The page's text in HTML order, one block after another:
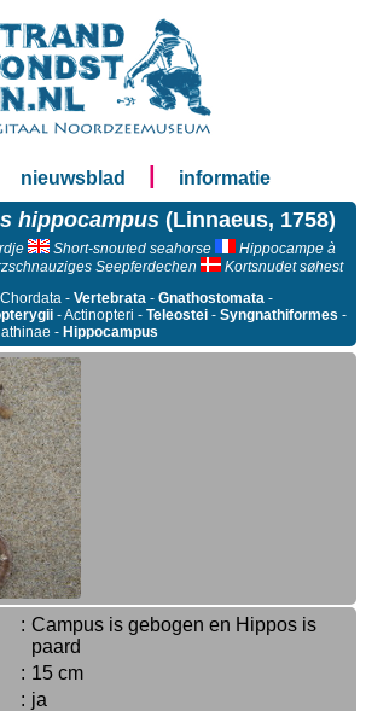
nieuwsblad informatie
hippocampus(Linnaeus, 1758)
Short-snouted seahorse
Hippocampe à
Seepferdechen
Kortsnudet søhest
- Vertebrata - Gnathostomata -
- Actinopteri - Teleostei - Syngnathiformes -
- Hippocampus
: Campus is gebogen en Hippos is
paard
: 15 cm
: ja